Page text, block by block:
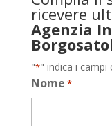
ricevere
Agenzia
"*" indica i campi
Nome *